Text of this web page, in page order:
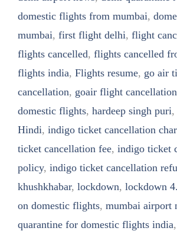
domestic flights from mumbai,
mumbai, first flight delhi, flight
flights cancelled, flights cancelled
flights india, Flights resume, go air
cancellation, goair flight cancellation
domestic flights, hardeep singh puri,
Hindi, indigo ticket cancellation
ticket cancellation fee, indigo ticket
policy, indigo ticket cancellation
khushkhabar, lockdown, lockdown
on domestic flights, mumbai airport
quarantine for domestic flights india,